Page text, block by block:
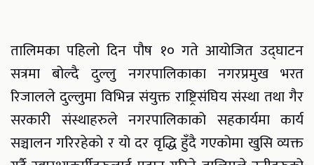
तालिमका पहिलो दिन पौष १० गते आयोजित उद्घाटन
सत्रमा बोल्दै दुल्लु नगरपालिकाका नगरप्रमुख भरत
रिजालले दुल्लुमा विभिन्न संयुक्त राष्ट्रिसंघिय संस्था तथा गैर
सरकारी संस्थाहरुले नगरपालिकाको सहकार्यमा कार्य
सञ्चालन गरिरहेको र यो दर वृद्धि हुँदै गएकोमा खुसि व्यक्त